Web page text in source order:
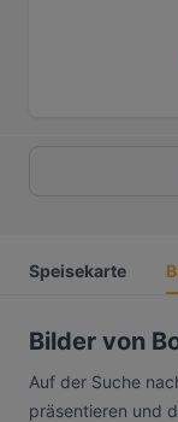
Speisekarte
Bilder von
Auf der Suche
präsentieren und